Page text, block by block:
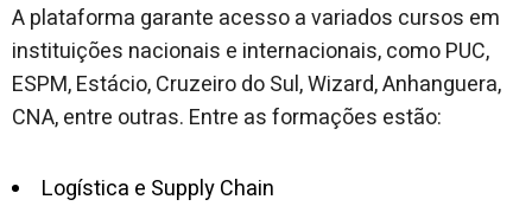
A plataforma garante acesso a variados cursos em
instituições nacionais e internacionais, como PUC,
ESPM, Estácio, Cruzeiro do Sul, Wizard, Anhanguera,
CNA, entre outras. Entre as formações estão:
Logística e Supply Chain